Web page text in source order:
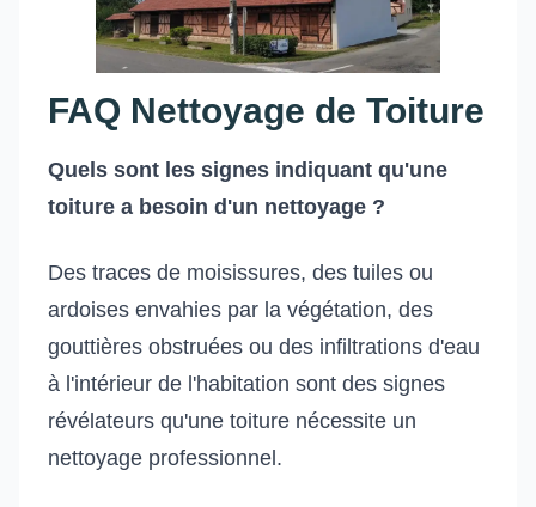
FAQ Nettoyage de Toiture
Quels sont les signes indiquant qu'une
toiture a besoin d'un nettoyage ?
Des traces de moisissures, des tuiles ou
ardoises envahies par la végétation, des
gouttières obstruées ou des infiltrations d'eau
à l'intérieur de l'habitation sont des signes
révélateurs qu'une toiture nécessite un
nettoyage professionnel.